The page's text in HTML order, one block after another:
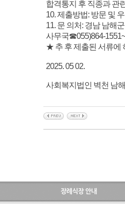
합격통지 후 직종과 관
10. 제출방법: 방문 및
11. 문 의처: 경남 남해
사무국☎055)864-
★ 추 후 제출된 서류에
2025. 05 02.
사회복지법인 벽천 남